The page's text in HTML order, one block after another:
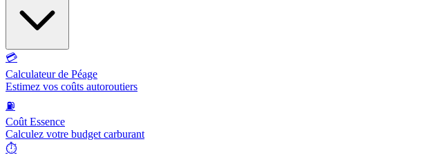
💳
Calculateur de Péage
Estimez vos coûts autoroutiers
⛽
Coût Essence
Calculez votre budget carburant
⏱️